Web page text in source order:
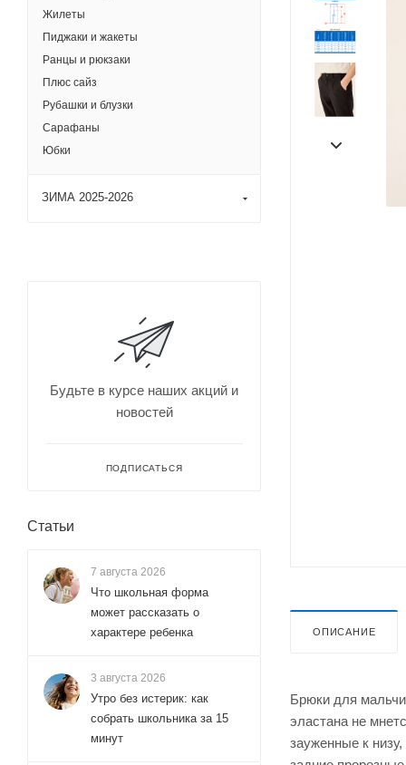
ОПИСАНИЕ
Брюки для
эластана не
зауженные к
Жилеты
Пиджаки и жакеты
Ранцы и рюкзаки
Плюс сайз
Рубашки и блузки
Сарафаны
Юбки
ЗИМА 2025-2026
Будьте в курсе наших акций и
новостей
ПОДПИСАТЬСЯ
Статьи
7 августа 2026
Что школьная форма
может рассказать о
характере ребенка
3 августа 2026
Утро без истерик: как
собрать школьника за 15
минут